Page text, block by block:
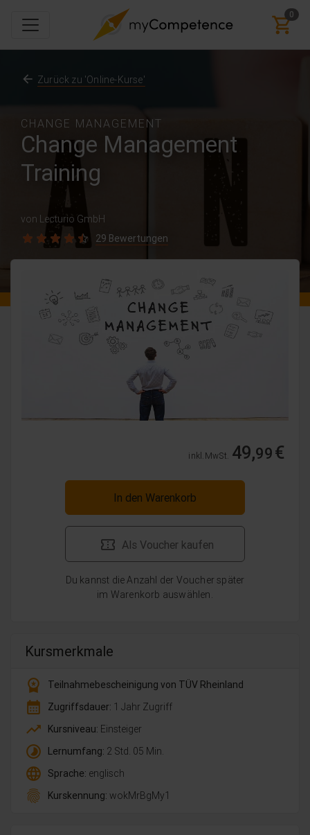
0
CHANGE MANAGEMENT
Change Management
Training
von Lecturio GmbH
29 Bewertungen
Zurück zu 'Online-Kurse'
inkl. MwSt. 49,99€
In den Warenkorb
Als Voucher kaufen
Du kannst die Anzahl der Voucher später
im Warenkorb auswählen.
Kursmerkmale
workspace_premium
Teilnahmebescheinigung von TÜV Rheinland
calendar_month Zugriffsdauer: 1 Jahr Zugriff
trending_up Kursniveau: Einsteiger
timelapse Lernumfang: 2 Std. 05 Min.
language Sprache: englisch
fingerprint Kurskennung: wokMrBgMy1